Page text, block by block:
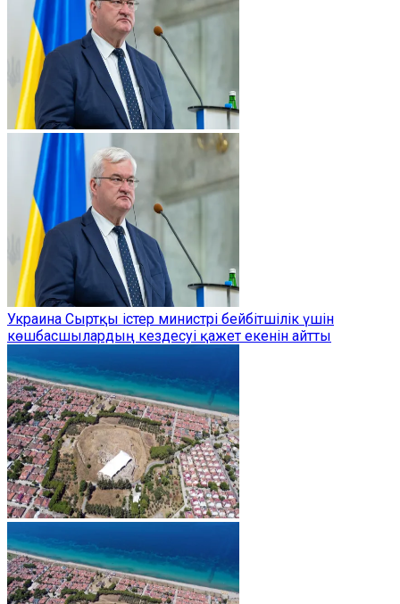
Украина Сыртқы істер министрі бейбітшілік үшін
көшбасшылардың кездесуі қажет екенін айтты